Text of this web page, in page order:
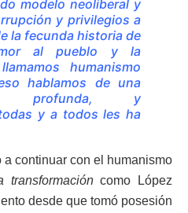
modelo neoliberal y
y privilegios a
la fecunda historia de
al pueblo y la
humanismo
hablamos de una
profunda, y
y a todos les ha
continuar con el humanismo
transformacióncomo López
desde que tomó posesión